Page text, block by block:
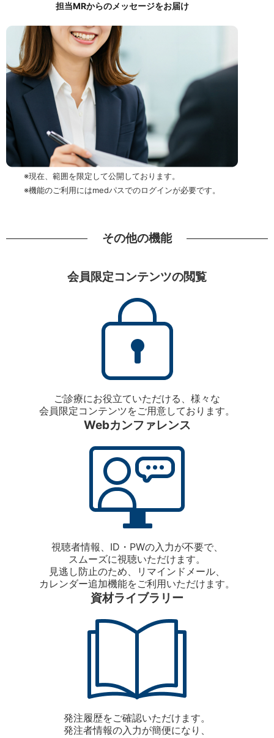
担当MRからのメッセージをお届け
※現在、範囲を限定して公開しております。
※機能のご利用にはmedパスでのログインが必要です。
その他の機能
会員限定コンテンツの閲覧
ご診療にお役立ていただける、様々な
会員限定コンテンツをご用意しております。
Webカンファレンス
視聴者情報、ID・PWの入力が不要で、
スムーズに視聴いただけます。
見逃し防止のため、リマインドメール、
カレンダー追加機能をご利用いただけます。
資材ライブラリー
発注履歴をご確認いただけます。
発注者情報の入力が簡便になり、